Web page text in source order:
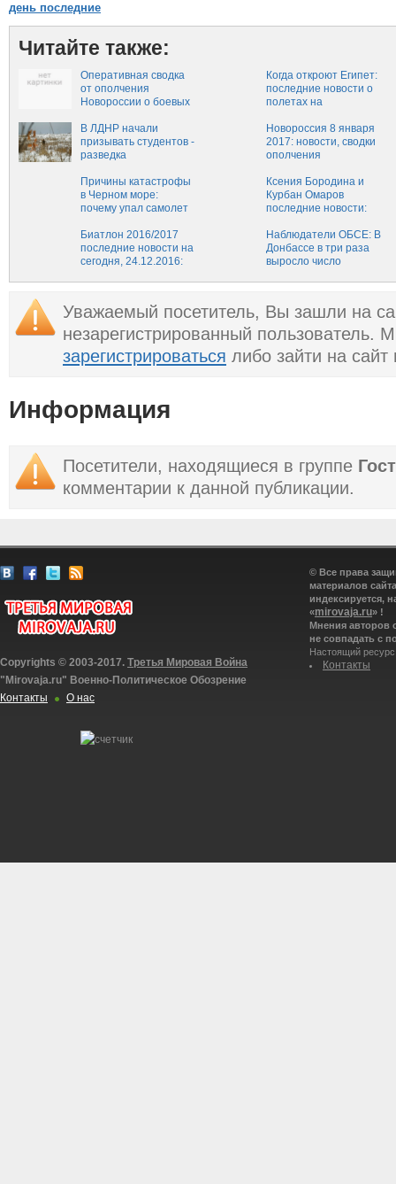
день последние
Читайте также:
Оперативная сводка
от ополчения
Новороссии о боевых
30 января
Когда откроют Египет:
последние новости о
полетах на
января 2017
В ЛДНР начали
призывать студентов -
разведка
Новороссия 8 января
2017: новости, сводки
ополчения
последние новости
Донецка 08.01.2017,
обстановка в ДНР и
день
Причины катастрофы
в Черном море:
почему упал самолет
последние новости о
расследовании
крушения, что нового
Ксения Бородина и
Курбан Омаров
последние новости:
новогодних
праздников
Биатлон 2016/2017
последние новости на
сегодня, 24.12.2016:
Наблюдатели ОБСЕ: В
Донбассе в три раза
выросло число
вооружения
Уважаемый посетитель, Вы зашли на
незарегистрированный
зарегистрироваться либо зайти на
Информация
Посетители, находящиеся в группе
комментарии к данной публикации.
Copyrights © 2003-2017. Третья Мировая Война
"Mirovaja.ru" Военно-Политическое Обозрение
Контакты
О нас
© Все права
материалов
индексируется,
«mirovaja.ru» !
Мнения авторов
не совпадать с
Настоящий
Контакты